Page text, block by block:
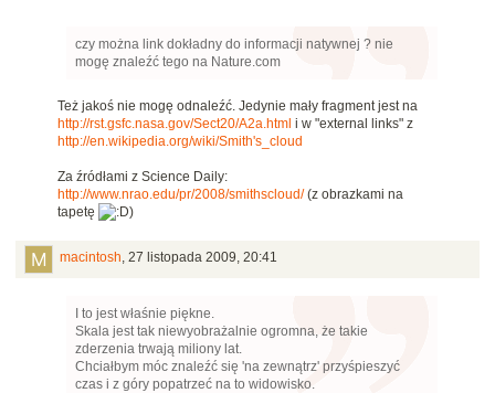
czy można link dokładny do informacji natywnej ? nie
mogę znaleźć tego na Nature.com
Też jakoś nie mogę odnaleźć. Jedynie mały fragment jest na
http://rst.gsfc.nasa.gov/Sect20/A2a.html i w "external links" z
http://en.wikipedia.org/wiki/Smith's_cloud
Za źródłami z Science Daily:
http://www.nrao.edu/pr/2008/smithscloud/(z obrazkami na
tapetę
)
macintosh, 27 listopada 2009, 20:41
I to jest właśnie piękne.
Skala jest tak niewyobrażalnie ogromna, że takie
zderzenia trwają miliony lat.
Chciałbym móc znaleźć się 'na zewnątrz' przyśpieszyć
czas i z góry popatrzeć na to widowisko.